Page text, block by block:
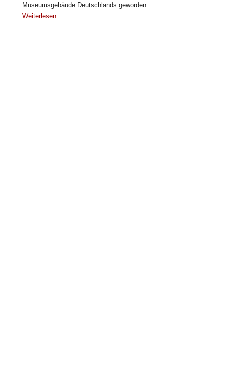
Museumsgebäude Deutschlands geworden
Weiterlesen...